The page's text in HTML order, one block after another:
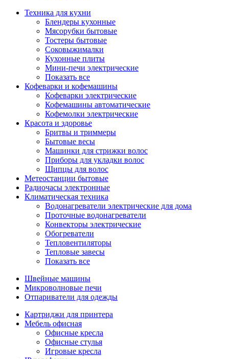
Техника для кухни
Блендеры кухонные
Мясорубки бытовые
Тостеры бытовые
Соковыжималки
Кухонные плиты
Мини-печи электрические
Показать все
Кофеварки и кофемашины
Кофеварки электрические
Кофемашины автоматические
Кофемолки электрические
Красота и здоровье
Бритвы и триммеры
Бытовые весы
Машинки для стрижки волос
Приборы для укладки волос
Щипцы для волос
Метеостанции бытовые
Радиочасы электронные
Климатическая техника
Водонагреватели электрические для дома
Проточные водонагреватели
Конвекторы электрические
Обогреватели
Тепловентиляторы
Тепловые завесы
Показать все
Швейные машины
Микроволновые печи
Отпариватели для одежды
Картриджи для принтера
Мебель офисная
Офисные кресла
Офисные стулья
Игровые кресла